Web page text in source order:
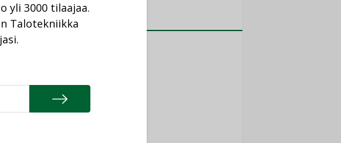
NIMITYKSET
NIMITYKSET
yli 3000 tilaajaa.
Talotekniikka